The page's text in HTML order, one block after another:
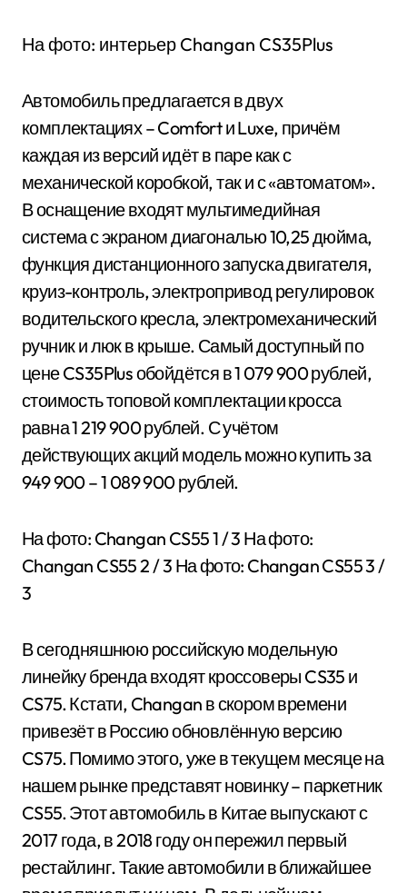
На фото: интерьер Changan CS35Plus
Автомобиль предлагается в двух
комплектациях – Comfort и Luxe, причём
каждая из версий идёт в паре как с
механической коробкой, так и с «автоматом».
В оснащение входят мультимедийная
система с экраном диагональю 10,25 дюйма,
функция дистанционного запуска двигателя,
круиз-контроль, электропривод регулировок
водительского кресла, электромеханический
ручник и люк в крыше. Самый доступный по
цене CS35Plus обойдётся в 1 079 900 рублей,
стоимость топовой комплектации кросса
равна 1 219 900 рублей. С учётом
действующих акций модель можно купить за
949 900 – 1 089 900 рублей.
На фото: Changan CS551 / 3 На фото:
Changan CS552 / 3 На фото: Changan CS553 /
3
В сегодняшнюю российскую модельную
линейку бренда входят кроссоверы CS35 и
CS75. Кстати, Changan в скором времени
привезёт в Россию обновлённую версию
CS75. Помимо этого, уже в текущем месяце на
нашем рынке представят новинку – паркетник
CS55. Этот автомобиль в Китае выпускают с
2017 года, в 2018 году он пережил первый
рестайлинг. Такие автомобили в ближайшее